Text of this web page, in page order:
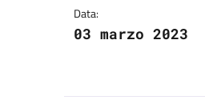
Data:
03 marzo 2023